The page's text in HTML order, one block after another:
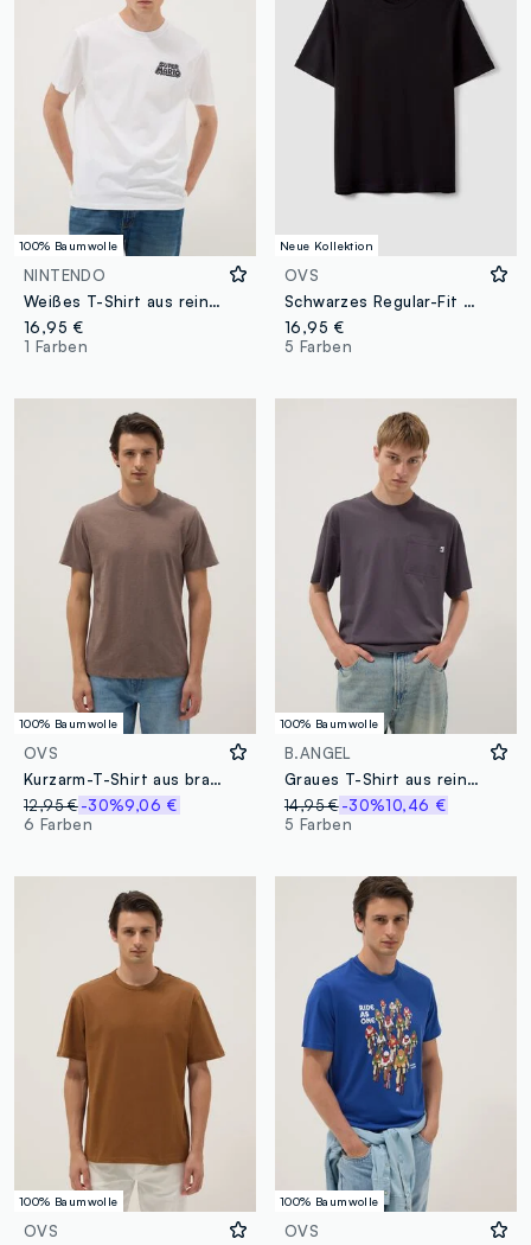
100% Baumwolle
NINTENDO
Weißes T-Shirt aus reiner Baumwolle mit kurzen Ärmeln, Regular Fit
16,95 €
1 Farben
Neue Kollektion
OVS
Schwarzes Regular-Fit T-Shirt aus reiner Baumwolle mit kurzen Ärmeln
16,95 €
5 Farben
100% Baumwolle
OVS
Kurzarm-T-Shirt aus brauner reiner Baumwolle im Regular Fit
12,95 €-30%9,06 €
6 Farben
100% Baumwolle
B.ANGEL
Graues T-Shirt aus reiner Baumwolle mit Brusttasche, Regular Fit
14,95 € -30%10,46 €
5 Farben
100% Baumwolle
OVS
100% Baumwolle
OVS